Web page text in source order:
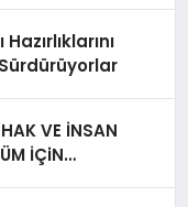
VE İNSAN
İÇiN